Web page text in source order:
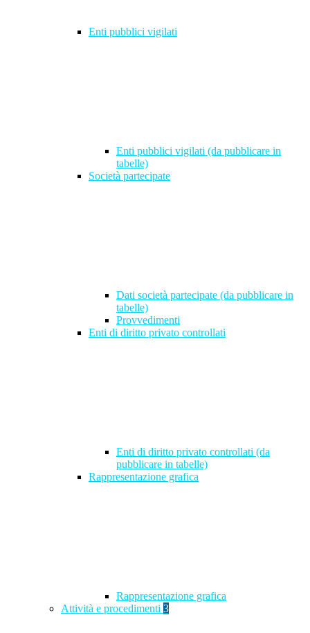
Enti pubblici vigilati
Enti pubblici vigilati (da pubblicare in
tabelle)
Società partecipate
Dati società partecipate (da pubblicare in
tabelle)
Provvedimenti
Enti di diritto privato controllati
Enti di diritto privato controllati (da
pubblicare in tabelle)
Rappresentazione grafica
Rappresentazione grafica
Attività e procedimenti 3